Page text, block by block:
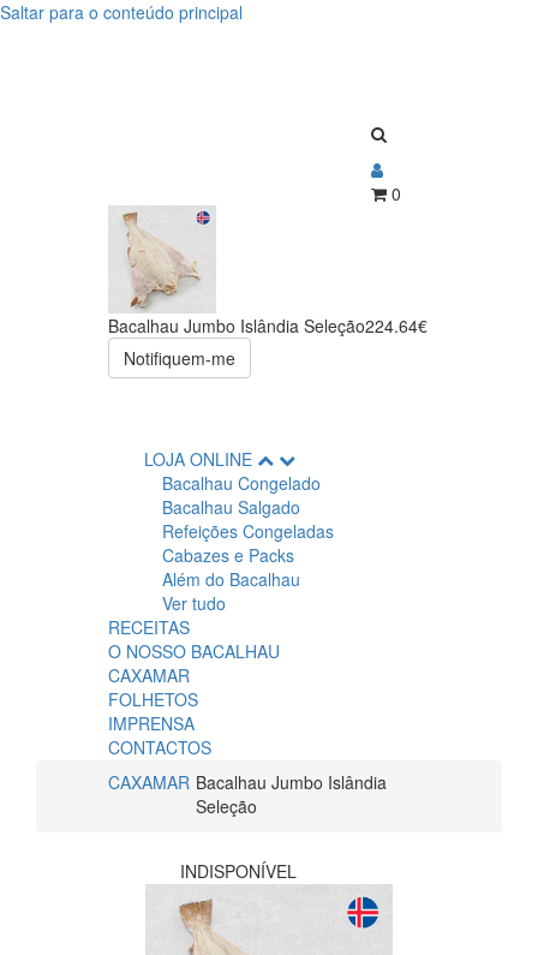
Saltar para o conteúdo principal
0
Bacalhau Jumbo Islândia Seleção224.64€
Notifiquem-me
LOJA ONLINE
Bacalhau Congelado
Bacalhau Salgado
Refeições Congeladas
Cabazes e Packs
Além do Bacalhau
Ver tudo
RECEITAS
O NOSSO BACALHAU
CAXAMAR
FOLHETOS
IMPRENSA
CONTACTOS
CAXAMAR Bacalhau Jumbo Islândia
Seleção
INDISPONÍVEL